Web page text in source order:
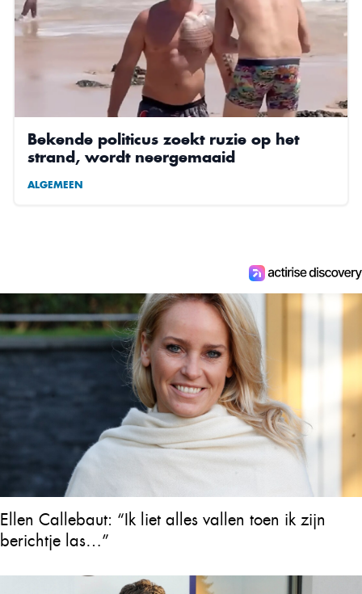
Bekende politicus zoekt ruzie op het
strand, wordt neergemaaid
ALGEMEEN
Ellen Callebaut: “Ik liet alles vallen toen ik zijn
berichtje las…”